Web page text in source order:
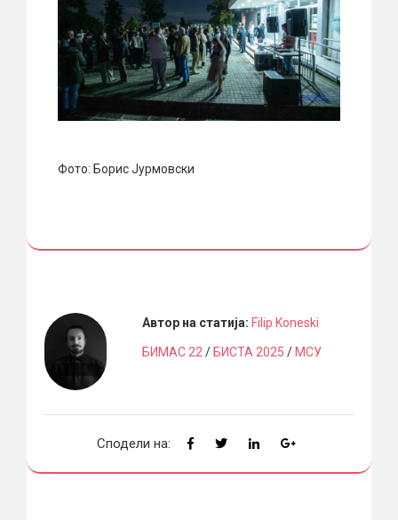
Фото: Борис Јурмовски
Автор на статија: Filip Koneski
БИМАС 22 / БИСТА 2025 / МСУ
Сподели на: